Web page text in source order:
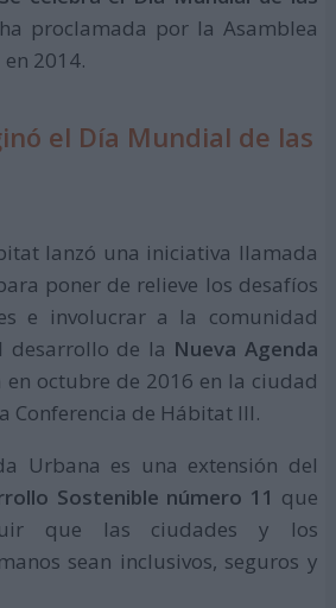
proclamada por la Asamblea
2014.
el Día Mundial de las
lanzó una iniciativa llamada
poner de relieve los desafíos
e involucrar a la comunidad
desarrollo de la Nueva Agenda
en octubre de 2016 en la ciudad
Conferencia de Hábitat III.
Urbana es una extensión del
Sostenible número 11 que
que las ciudades y los
sean inclusivos, seguros y